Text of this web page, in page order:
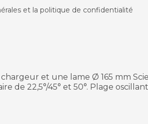
et la politique de confidentialité
et une lame Ø 165 mm Scie
de 22,5°/45° et 50°. Plage